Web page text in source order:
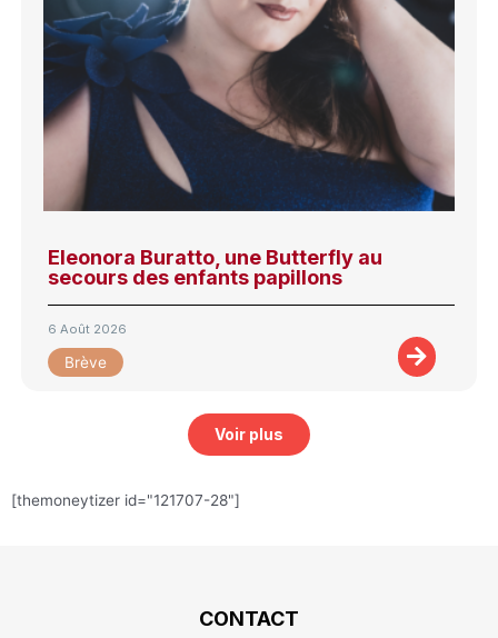
Eleonora Buratto, une Butterfly au
secours des enfants papillons
6 Août 2026
Brève
Voir plus
[themoneytizer id="121707-28"]
CONTACT